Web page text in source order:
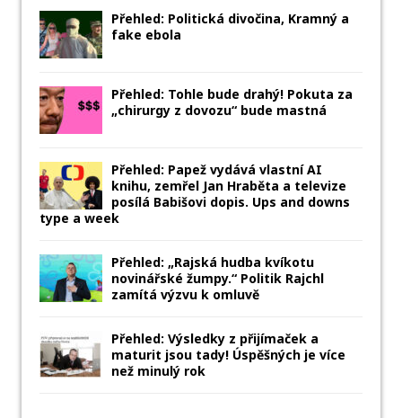
Přehled: Politická divočina, Kramný a
fake ebola
Přehled: Tohle bude drahý! Pokuta za
„chirurgy z dovozu“ bude mastná
Přehled: Papež vydává vlastní AI
knihu, zemřel Jan Hraběta a televize
posílá Babišovi dopis. Ups and downs
type a week
Přehled: „Rajská hudba kvíkotu
novinářské žumpy.“ Politik Rajchl
zamítá výzvu k omluvě
Přehled: Výsledky z přijímaček a
maturit jsou tady! Úspěšných je více
než minulý rok